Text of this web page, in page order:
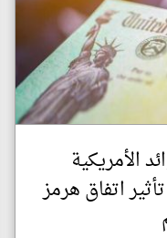
الأمريكية
اتفاق هرمز